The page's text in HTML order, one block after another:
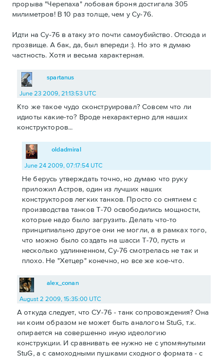
прорыва "Черепаха" лобовая броня достигала 305
милиметров! В 10 раз толще, чем у Су-76.
Идти на Су-76 в атаку это почти самоубийство. Отсюда и
прозвище. А бак, да, был впереди :). Но это я думаю
частность. Хотя и весьма характерная.
spartanus
June 23 2009, 21:13:53 UTC
Кто же такое чудо сконструировал? Совсем что ли
идиоты какие-то? Вроде нехарактерно для наших
конструкторов...
oldadmiral
June 24 2009, 07:17:54 UTC
Не берусь утверждать точно, но думаю что руку
приложил Астров, один из лучших наших
конструкторов легких танков. Просто со снятием с
производства танков Т-70 освободились мощности,
которые надо было загрузить. Делать что-то
принципиально другое они не могли, а в рамках того,
что можно было создать на шасси Т-70, пусть и
несколько удлинненном, Су-76 смотрелась не так и
плохо. Не "Хетцер" конечно, но все же кое-что.
alex_conan
August 2 2009, 15:35:00 UTC
А откуда следует, что СУ-76 - танк сопровождения? Она
ни коим образом не может быть аналогом StuG, т.к.
опирается на совершенно иную идеологию
конструкции. И сравнивать ее нужно не с упомянутыми
StuG, а с самоходными пушками сходного формата - с